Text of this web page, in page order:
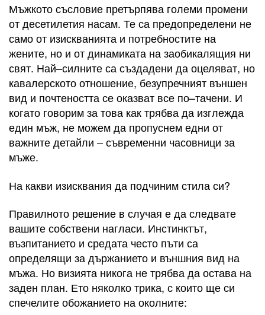
Мъжкото съсловие претърпява големи промени
от десетилетия насам. Те са предопределени не
само от изискванията и потребностите на
жените, но и от динамиката на заобикалящия ни
свят. Най–силните са създадени да оцеляват, но
кавалерското отношение, безупречният външен
вид и почтеността се оказват все по–тачени. И
когато говорим за това как трябва да изглежда
един мъж, не можем да пропуснем едни от
важните детайли – съвременни часовници за
мъже.
На какви изисквания да подчиним стила си?
Правилното решение в случая е да следвате
вашите собствени нагласи. Инстинктът,
възпитанието и средата често пъти са
определящи за държанието и външния вид на
мъжа. Но визията никога не трябва да остава на
заден план. Ето няколко трика, с които ще си
спечелите обожанието на околните: